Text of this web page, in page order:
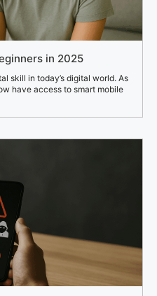
in 2025
skill in today’s digital world. As
have access to smart mobile